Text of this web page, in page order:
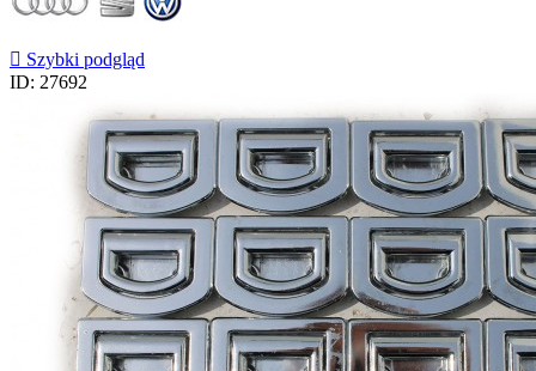
 Szybki podgląd
ID: 27692